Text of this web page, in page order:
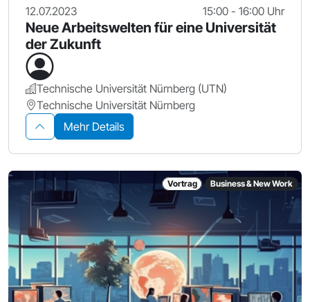
12.07.2023 15:00 - 16:00 Uhr
Neue Arbeitswelten für eine Universität
der Zukunft
Technische Universität Nürnberg (UTN)
Technische Universität Nürnberg
Mehr Details
Vortrag Business & New Work